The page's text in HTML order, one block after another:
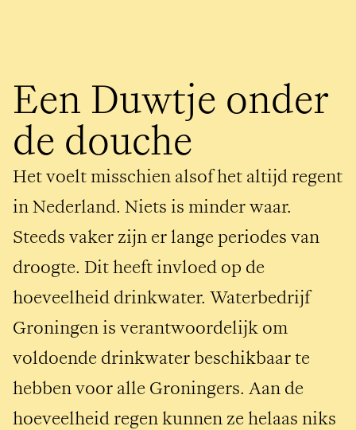
Een Duwtje onder
de douche
Het voelt misschien alsof het altijd regent
in Nederland. Niets is minder waar.
Steeds vaker zijn er lange periodes van
droogte. Dit heeft invloed op de
hoeveelheid drinkwater. Waterbedrijf
Groningen is verantwoordelijk om
voldoende drinkwater beschikbaar te
hebben voor alle Groningers. Aan de
hoeveelheid regen kunnen ze helaas niks